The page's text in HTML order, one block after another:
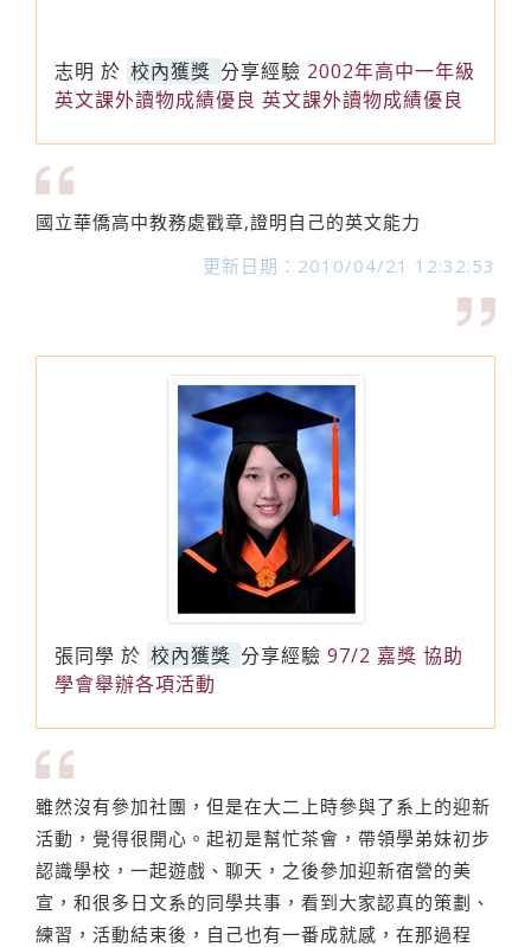
志明 於 校內獲獎 分享經驗 2002年高中一年級
英文課外讀物成績優良 英文課外讀物成績優良
國立華僑高中教務處戳章,證明自己的英文能力
更新日期：2010/04/21 12:32:53
張同學 於 校內獲獎 分享經驗 97/2 嘉獎 協助
學會舉辦各項活動
雖然沒有參加社團，但是在大二上時參與了系上的迎新
活動，覺得很開心。起初是幫忙茶會，帶領學弟妹初步
認識學校，一起遊戲、聊天，之後參加迎新宿營的美
宣，和很多日文系的同學共事，看到大家認真的策劃、
練習，活動結束後，自己也有一番成就感，在那過程